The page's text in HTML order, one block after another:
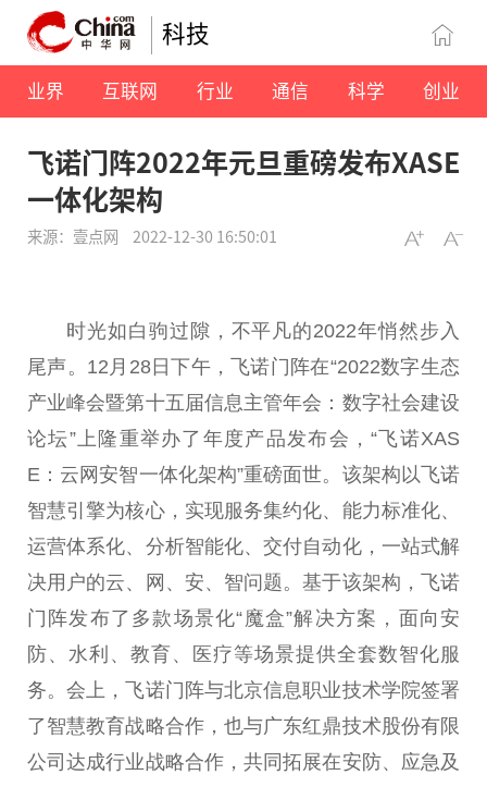
科技
业界 互联网 行业 通信 科学 创业
飞诺门阵2022年元旦重磅发布XASE
一体化架构
来源：壹点网 2022-12-30 16:50:01
时光如白驹过隙，不平凡的2022年悄然步入
尾声。12月28日下午，飞诺门阵在“2022数字生态
产业峰会暨第十五届信息主管年会：数字社会建设
论坛”上隆重举办了年度产品发布会，“飞诺XAS
E：云网安智一体化架构”重磅面世。该架构以飞诺
智慧引擎为核心，实现服务集约化、能力标准化、
运营体系化、分析智能化、交付自动化，一站式解
决用户的云、网、安、智问题。基于该架构，飞诺
门阵发布了多款场景化“魔盒”解决方案，面向安
防、水利、教育、医疗等场景提供全套数智化服
务。会上，飞诺门阵与北京信息职业技术学院签署
了智慧教育战略合作，也与广东红鼎技术股份有限
公司达成行业战略合作，共同拓展在安防、应急及